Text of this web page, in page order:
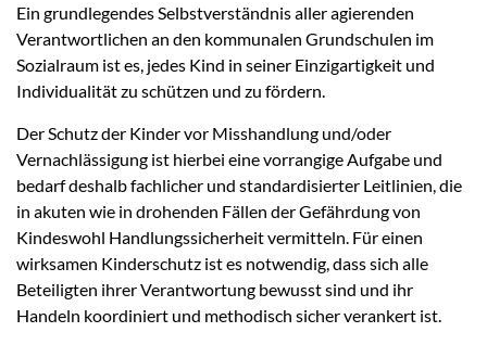
Ein grundlegendes Selbstverständnis aller agierenden
Verantwortlichen an den kommunalen Grundschulen im
Sozialraum ist es, jedes Kind in seiner Einzigartigkeit und
Individualität zu schützen und zu fördern.
Der Schutz der Kinder vor Misshandlung und/oder
Vernachlässigung ist hierbei eine vorrangige Aufgabe und
bedarf deshalb fachlicher und standardisierter Leitlinien, die
in akuten wie in drohenden Fällen der Gefährdung von
Kindeswohl Handlungssicherheit vermitteln. Für einen
wirksamen Kinderschutz ist es notwendig, dass sich alle
Beteiligten ihrer Verantwortung bewusst sind und ihr
Handeln koordiniert und methodisch sicher verankert ist.